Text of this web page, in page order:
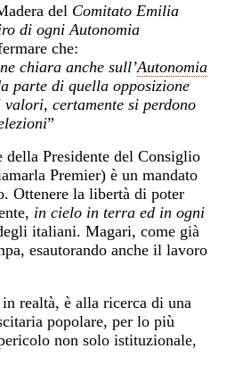
del Comitato Emilia
di ogni Autonomia
che:
chiara anche sull’Autonomia
parte di quella opposizione
certamente si perdono
”
della Presidente del Consiglio
Premier) è un mandato
Ottenere la libertà di poter
in cielo in terra ed in ogni
italiani. Magari, come già
esautorando anche il lavoro
realtà, è alla ricerca di una
popolare, per lo più
non solo istituzionale,